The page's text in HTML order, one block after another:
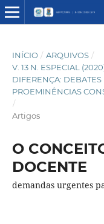
INÍCIO / ARQUIVOS /
V. 13 N. ESPECIAL
DIFERENÇA:
PROEMINÊNCIAS
/
Artigos
O
DOCENTE
demandas urgentes